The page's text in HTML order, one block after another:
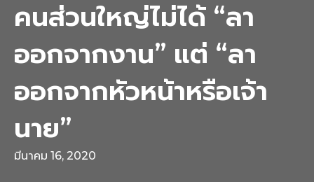
คนส่วนใหญ่ไม่ได้ “ลา
ออกจากงาน” แต่ “ลา
ออกจากหัวหน้าหรือเจ้า
นาย”
มีนาคม 16, 2020